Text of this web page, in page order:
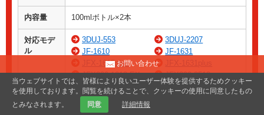
内容量 100mlボトル×2本
対応モデ
ル
3DUJ-553
3DUJ-2207
JF-1610
JF-1631
JFX-1615plus
JFX-1631plus
JFX200-1213 EX
JFX200-2513
JFX200-2513 EX
JFX200-2531
JFX500-2131
JFX600-2531
お問い合わせ
当ウェブサイトでは、皆様により良いユーザー体験を提供するためクッキー
を使用しております。閲覧を続けることで、クッキーの使用に同意したもの
とみなされます。
同意 詳細情報